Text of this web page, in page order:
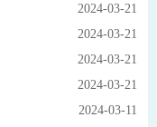
2024-03-21
2024-03-21
2024-03-21
2024-03-21
2024-03-11